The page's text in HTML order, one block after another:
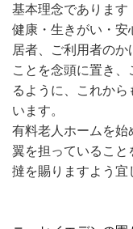
基本理念であります
健康・生きがい・安
居者、ご利用者の
ことを念頭に置き、
るように、これか
います。
有料老人ホームを
翼を担っているこ
撻を賜りますよう宜